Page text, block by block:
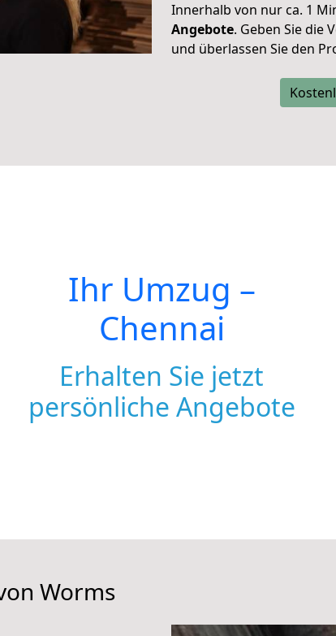
Innerhalb von nur ca. 1
Angebote. Geben Sie die
und überlassen Sie den
Ihr Umzug –
Chennai
Erhalten Sie jetzt
persönliche Angebote
Worms